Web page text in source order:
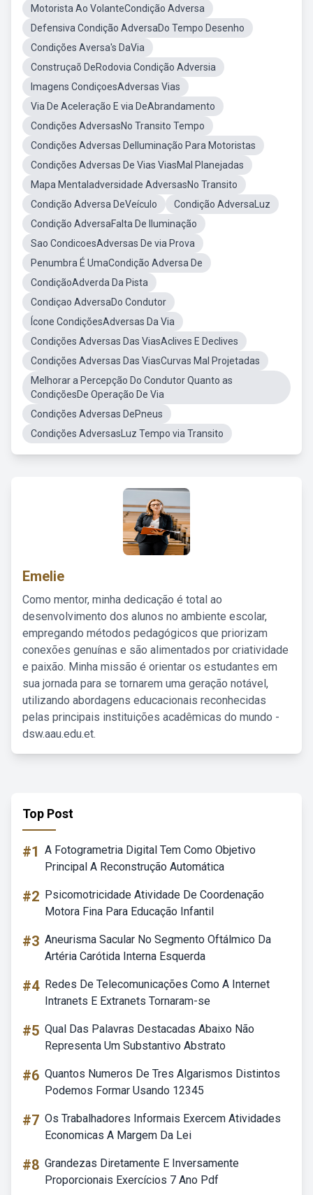
Motorista Ao VolanteCondição Adversa
Defensiva Condição AdversaDo Tempo Desenho
Condições Aversa's DaVia
Construçaõ DeRodovia Condição Adversia
Imagens CondiçoesAdversas Vias
Via De Aceleração E via DeAbrandamento
Condições AdversasNo Transito Tempo
Condições Adversas DeIluminação Para Motoristas
Condições Adversas De Vias ViasMal Planejadas
Mapa Mentaladversidade AdversasNo Transito
Condição Adversa DeVeículo
Condição AdversaLuz
Condição AdversaFalta De Iluminação
Sao CondicoesAdversas De via Prova
Penumbra É UmaCondição Adversa De
CondiçãoAdverda Da Pista
Condiçao AdversaDo Condutor
Ícone CondiçõesAdversas Da Via
Condições Adversas Das ViasAclives E Declives
Condições Adversas Das ViasCurvas Mal Projetadas
Melhorar a Percepção Do Condutor Quanto as
CondiçõesDe Operação De Via
Condições Adversas DePneus
Condições AdversasLuz Tempo via Transito
Emelie
Como mentor, minha dedicação é total ao
desenvolvimento dos alunos no ambiente escolar,
empregando métodos pedagógicos que priorizam
conexões genuínas e são alimentados por criatividade
e paixão. Minha missão é orientar os estudantes em
sua jornada para se tornarem uma geração notável,
utilizando abordagens educacionais reconhecidas
pelas principais instituições acadêmicas do mundo -
dsw.aau.edu.et.
Top Post
#1 A Fotogrametria Digital Tem Como Objetivo
Principal A Reconstrução Automática
#2 Psicomotricidade Atividade De Coordenação
Motora Fina Para Educação Infantil
#3 Aneurisma Sacular No Segmento Oftálmico Da
Artéria Carótida Interna Esquerda
#4 Redes De Telecomunicações Como A Internet
Intranets E Extranets Tornaram-se
#5 Qual Das Palavras Destacadas Abaixo Não
Representa Um Substantivo Abstrato
#6 Quantos Numeros De Tres Algarismos Distintos
Podemos Formar Usando 12345
#7 Os Trabalhadores Informais Exercem Atividades
Economicas A Margem Da Lei
#8 Grandezas Diretamente E Inversamente
Proporcionais Exercícios 7 Ano Pdf